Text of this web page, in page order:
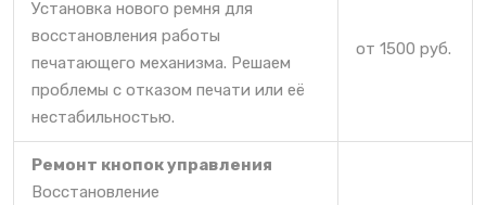
Установка нового ремня для
восстановления работы
печатающего механизма. Решаем
проблемы с отказом печати или её
нестабильностью.
от 1500 руб.
Ремонт кнопок управления
Восстановление